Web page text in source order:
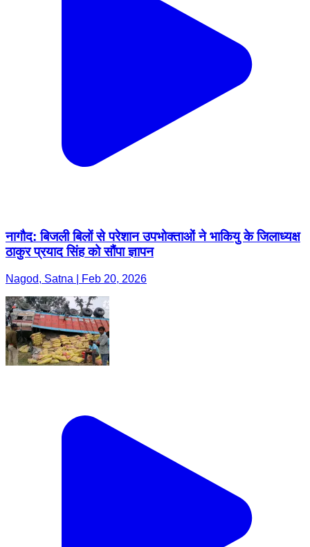
नागौद: बिजली बिलों से परेशान उपभोक्ताओं ने भाकियु के जिलाध्यक्ष
ठाकुर प्रयाद सिंह को सौंपा ज्ञापन
Nagod, Satna | Feb 20, 2026